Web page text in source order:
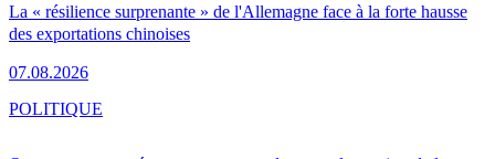
La « résilience surprenante » de l'Allemagne face à la forte hausse
des exportations chinoises
07.08.2026
POLITIQUE